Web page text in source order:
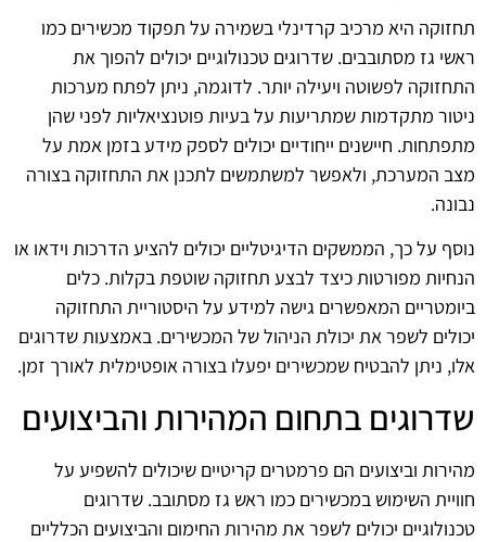
תחזוקה היא מרכיב קרדינלי בשמירה על תפקוד מכשירים כמו
ראשי גז מסתובבים. שדרוגים טכנולוגיים יכולים להפוך את
התחזוקה לפשוטה ויעילה יותר. לדוגמה, ניתן לפתח מערכות
ניטור מתקדמות שמתריעות על בעיות פוטנציאליות לפני שהן
מתפתחות. חיישנים ייחודיים יכולים לספק מידע בזמן אמת על
מצב המערכת, ולאפשר למשתמשים לתכנן את התחזוקה בצורה
נבונה.
נוסף על כך, הממשקים הדיגיטליים יכולים להציע הדרכות וידאו או
הנחיות מפורטות כיצד לבצע תחזוקה שוטפת בקלות. כלים
ביומטריים המאפשרים גישה למידע על היסטוריית התחזוקה
יכולים לשפר את יכולת הניהול של המכשירים. באמצעות שדרוגים
אלו, ניתן להבטיח שמכשירים יפעלו בצורה אופטימלית לאורך זמן.
שדרוגים בתחום המהירות והביצועים
מהירות וביצועים הם פרמטרים קריטיים שיכולים להשפיע על
חוויית השימוש במכשירים כמו ראש גז מסתובב. שדרוגים
טכנולוגיים יכולים לשפר את מהירות החימום והביצועים הכלליים